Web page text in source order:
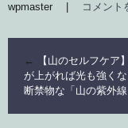
wpmaster
コメント
←
【山のセルフケア
が上がれば光も強く
断禁物な「山の紫外